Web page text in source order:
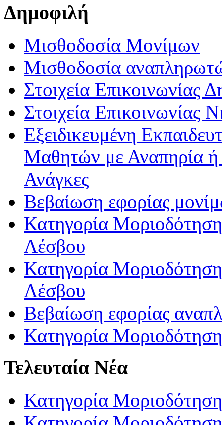
Δημοφιλή
Μισθοδοσία Μονίμων
Μισθοδοσία
Στοιχεία Επικοινωνίας
Στοιχεία Επικοινωνίας
Εξειδικευμένη
Μαθητών με Αναπηρία ή /
Ανάγκες
Βεβαίωση εφορίας
Κατηγορία
Λέσβου
Κατηγορία
Λέσβου
Βεβαίωση εφορίας
Κατηγορία
Τελευταία Νέα
Κατηγορία